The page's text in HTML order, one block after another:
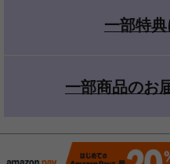
ドラ
アコー
そ
一部特
一部商品のお